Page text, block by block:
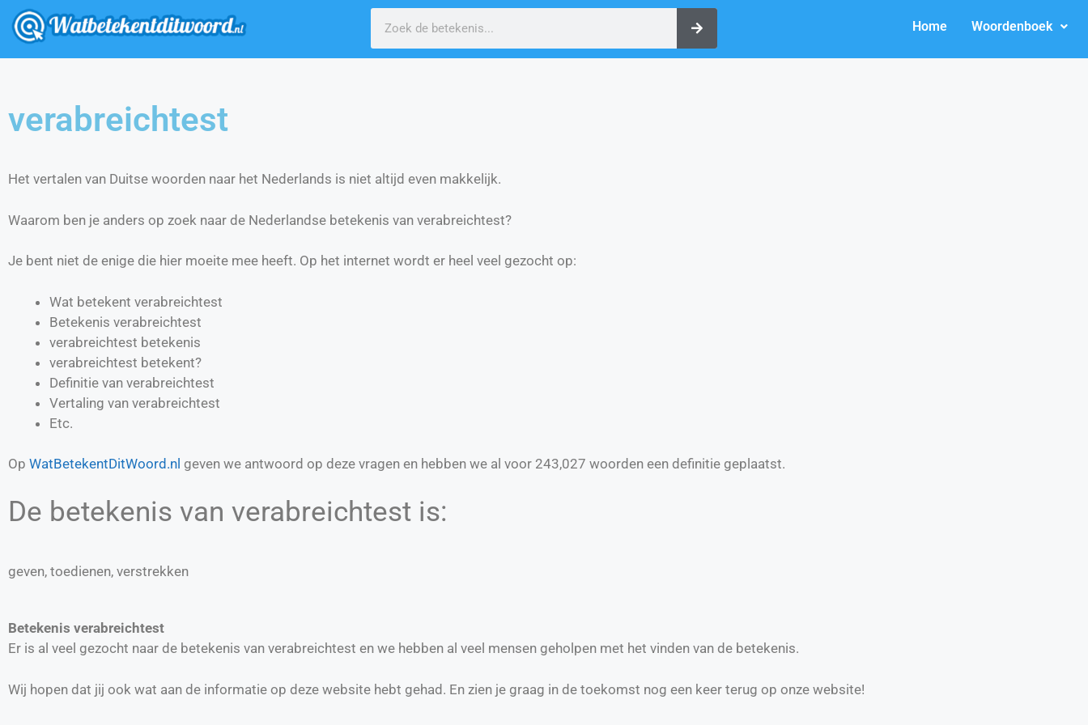
Home Woordenboek
verabreichtest
Het vertalen van Duitse woorden naar het Nederlands is niet altijd even makkelijk.
Waarom ben je anders op zoek naar de Nederlandse betekenis van verabreichtest?
Je bent niet de enige die hier moeite mee heeft. Op het internet wordt er heel veel gezocht op:
Wat betekent verabreichtest
Betekenis verabreichtest
verabreichtest betekenis
verabreichtest betekent?
Definitie van verabreichtest
Vertaling van verabreichtest
Etc.
Op WatBetekentDitWoord.nl geven we antwoord op deze vragen en hebben we al voor 243,027 woorden een definitie geplaatst.
De betekenis van verabreichtest is:
geven, toedienen, verstrekken
Betekenis verabreichtest
Er is al veel gezocht naar de betekenis van verabreichtest en we hebben al veel mensen geholpen met het vinden van de betekenis.
Wij hopen dat jij ook wat aan de informatie op deze website hebt gehad. En zien je graag in de toekomst nog een keer terug op onze website!